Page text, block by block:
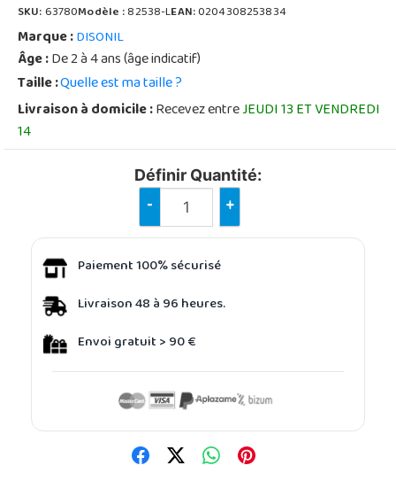
SKU:63780Modèle :82538-LEAN:0204308253834
Marque :DISONIL
Âge :De 2 à 4 ans (âge indicatif)
Taille :Quelle est ma taille ?
Livraison à domicile :Recevez entreJEUDI 13 ET VENDREDI
14
Définir Quantité:
- +
Paiement 100% sécurisé
Livraison 48 à 96 heures.
Envoi gratuit > 90 €